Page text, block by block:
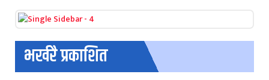
भर्खरै प्रकाशित